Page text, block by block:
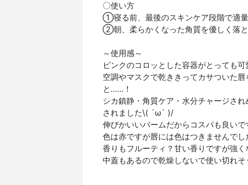
〇使い方
①寝る前、最後のスキンケア段階で適
②朝、柔らかくなった角質を優しく落
～使用感～
ピンクのコロッとした容器がとっても可
空調やマスクで乾ききってカサついた
と……！
シカ鎮静・角質ケア・水分チャージさ
されました\( ´ω` )/
伸びかいいバームだからコスパも良いで
色は赤ですが唇には色はつきませんでし
香りもフルーティ？甘い香りですが強く
中蓋もあるので乾燥しないで使い切れ